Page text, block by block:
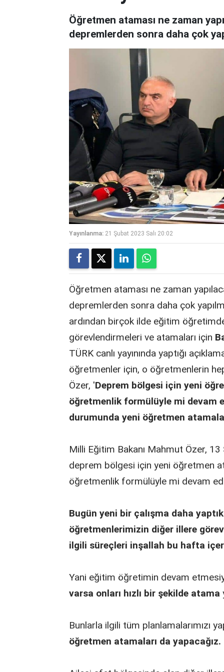
Öğretmen ataması ne zaman
depremlerden sonra daha çok
Yayınlanma: 21 Şubat 2023 Salı 20:02
Öğretmen ataması ne zaman
depremlerden sonra daha çok
ardından birçok ilde eğitim
görevlendirmeleri ve atamaları için
TÜRK canlı yayınında yaptığı
öğretmenler için, o öğretmenlerin
Özer, 'Deprem bölgesi için yeni
öğretmenlik formülüyle mi devam
durumunda yeni öğretmen
Milli Eğitim Bakanı Mahmut Özer, 13
deprem bölgesi için yeni öğretmen
öğretmenlik formülüyle mi devam
Bugün yeni bir çalışma daha
öğretmenlerimizin diğer illere
ilgili süreçleri inşallah bu hafta
Yani eğitim öğretimin devam
varsa onları hızlı bir şekilde atama
Bunlarla ilgili tüm planlamalarımızı
öğretmen atamaları da yapacağız.